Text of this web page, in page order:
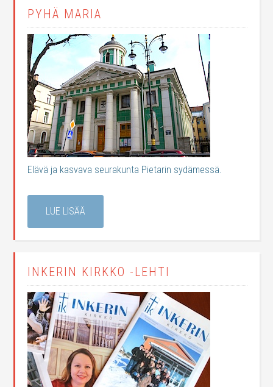
PYHÄ MARIA
Elävä ja kasvava seurakunta Pietarin sydämessä.
LUE LISÄÄ
INKERIN KIRKKO -LEHTI